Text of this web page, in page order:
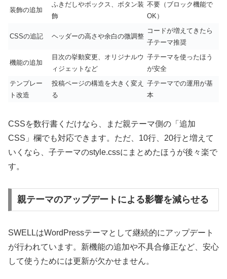
装飾の追加
ふきだしやボックス、ボタン装
飾
不要（ブロック機能で
OK）
CSSの追記 ヘッダーの高さや余白の微調整
コードが増えてきたら
子テーマ推奨
機能の追加
目次の挙動変更、オリジナルウ
ィジェットなど
子テーマを使ったほう
が安全
テンプレー
ト改造
投稿ページの構造を大きく変え
る
子テーマでの運用が基
本
CSSを数行書くだけなら、まだ親テーマ側の「追加
CSS」欄でも対応できます。ただ、10行、20行と増えて
いくなら、子テーマのstyle.cssにまとめたほうが後々楽で
す。
親テーマのアップデートによる影響を減らせる
SWELLはWordPressテーマとして継続的にアップデート
が行われています。新機能の追加や不具合修正など、安心
して使うためには更新が欠かせません。